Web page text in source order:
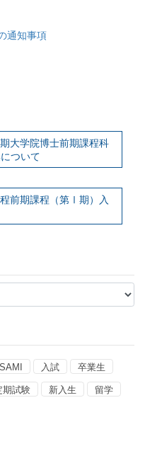
通知事項
大学院博士前期課程科
ついて
前期課程（第Ⅰ期）入
入試 卒業生
期試験 新入生 留学